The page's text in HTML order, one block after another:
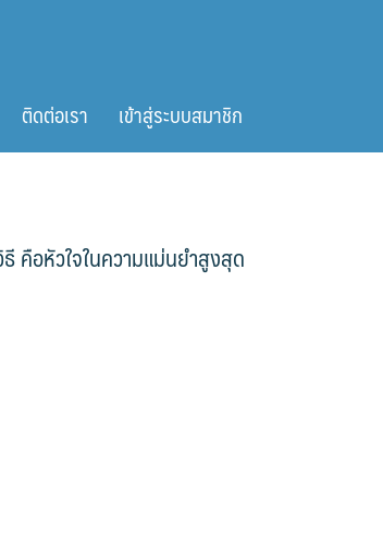
ติดต่อเรา เข้าสู่ระบบสมาชิก
คือหัวใจในความแม่นยำสูงสุด